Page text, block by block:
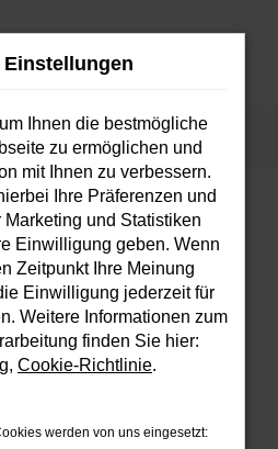
ERROR
aufgetreten.
die dir helfen können:
und deine
zum Beispiel
Einstellungen
Ihnen die bestmögliche
zu ermöglichen und
mit Ihnen zu verbessern.
Ihre Präferenzen und
und Statistiken
Einwilligung geben. Wenn
Zeitpunkt Ihre Meinung
Einwilligung jederzeit für
Weitere Informationen zum
finden Sie hier:
, Cookie-Richtlinie.
werden von uns eingesetzt: